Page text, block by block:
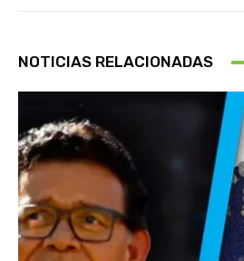
NOTICIAS RELACIONADAS